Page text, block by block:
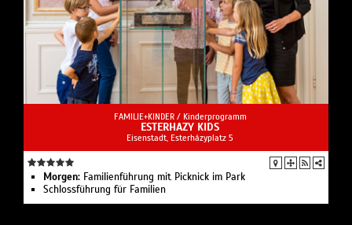
FAMILIE+KINDER / Kinderprogramm
ESTERHAZY KIDS
Eisenstadt, Esterházyplatz 5
Morgen: Familienführung mit Picknick im Park
Schlossführung für Familien